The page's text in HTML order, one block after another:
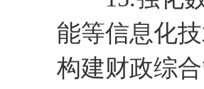
能等信息化
构建财政综